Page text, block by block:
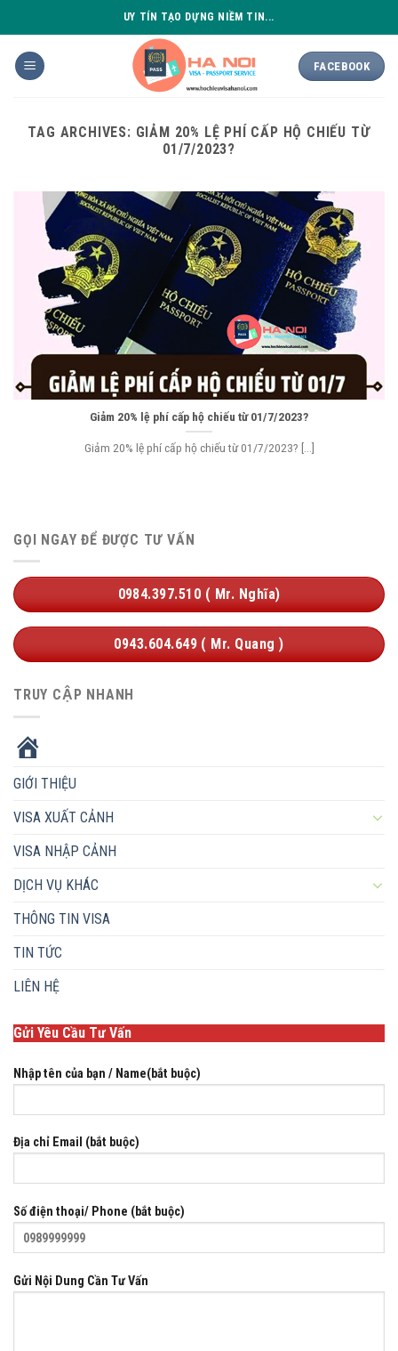
to
content
UY TÍN TẠO DỰNG NIỀM TIN...
FACEBOOK
TAG ARCHIVES: GIẢM 20% LỆ PHÍ CẤP HỘ CHIẾU TỪ
01/7/2023?
Giảm 20% lệ phí cấp hộ chiếu từ 01/7/2023?
Giảm 20% lệ phí cấp hộ chiếu từ 01/7/2023? [...]
GỌI NGAY ĐỂ ĐƯỢC TƯ VẤN
0984.397.510 ( Mr. Nghĩa)
0943.604.649 ( Mr. Quang )
TRUY CẬP NHANH
GIỚI THIỆU
VISA XUẤT CẢNH
VISA NHẬP CẢNH
DỊCH VỤ KHÁC
THÔNG TIN VISA
TIN TỨC
LIÊN HỆ
Gửi Yêu Cầu Tư Vấn
Nhập tên của bạn / Name(bắt buộc)
Địa chỉ Email (bắt buộc)
Số điện thoại/ Phone (bắt buộc)
Gửi Nội Dung Cần Tư Vấn